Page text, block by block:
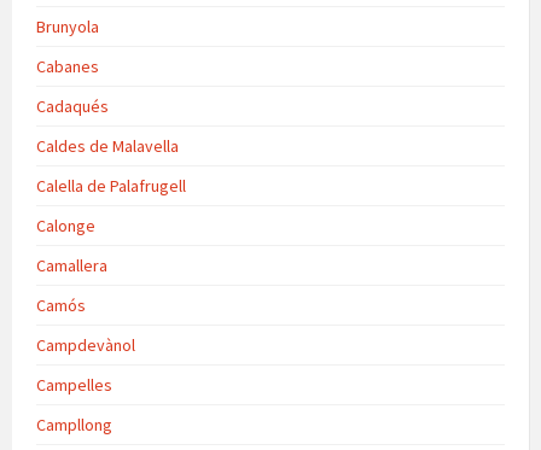
Brunyola
Cabanes
Cadaqués
Caldes de Malavella
Calella de Palafrugell
Calonge
Camallera
Camós
Campdevànol
Campelles
Campllong